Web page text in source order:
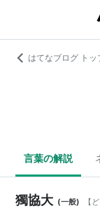
はてなブログ トッ
言葉の解説
獨協大 (一般) 【